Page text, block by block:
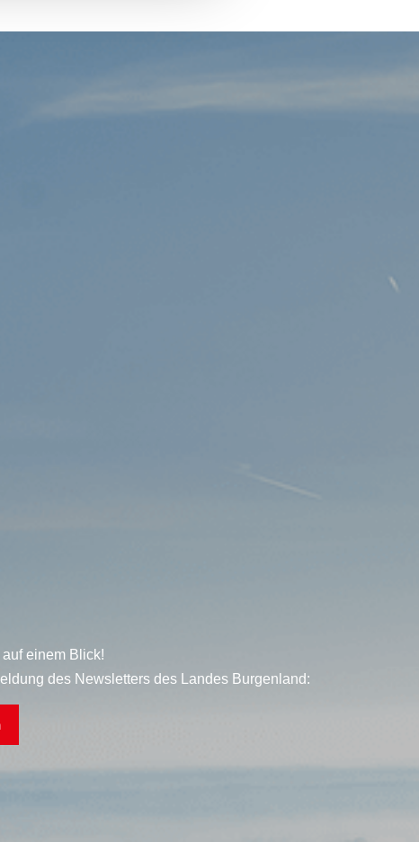
einem Blick!
des Newsletters des Landes Burgenland: